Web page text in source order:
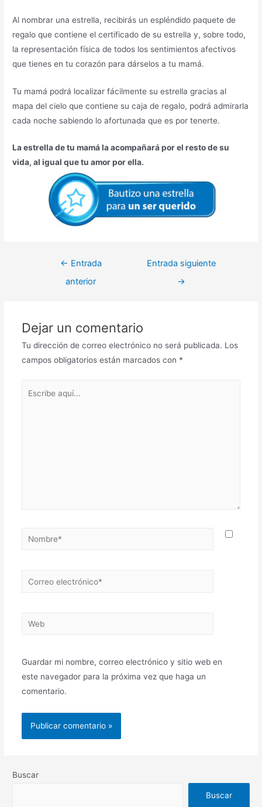
Al nombrar una estrella, recibirás un espléndido paquete de
regalo que contiene el certificado de su estrella y, sobre todo,
la representación física de todos los sentimientos afectivos
que tienes en tu corazón para dárselos a tu mamá.
Tu mamá podrá localizar fácilmente su estrella gracias al
mapa del cielo que contiene su caja de regalo, podrá admirarla
cada noche sabiendo lo afortunada que es por tenerte.
La estrella de tu mamá la acompañará por el resto de su
vida, al igual que tu amor por ella.
← Entrada
anterior
Entrada siguiente
→
Dejar un comentario
Tu dirección de correo electrónico no será publicada. Los
campos obligatorios están marcados con *
Guardar mi nombre, correo electrónico y sitio web en
este navegador para la próxima vez que haga un
comentario.
Buscar
Buscar